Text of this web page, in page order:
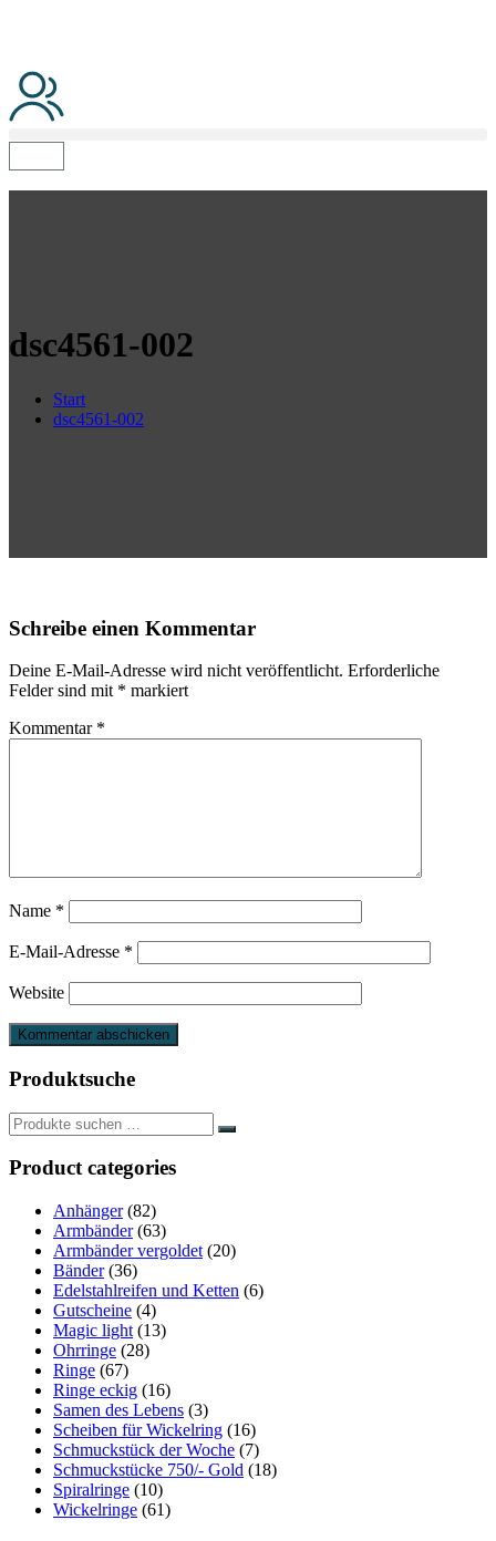
dsc4561-002
Start
dsc4561-002
Schreibe einen Kommentar
Deine E-Mail-Adresse wird nicht veröffentlicht. Erforderliche
Felder sind mit * markiert
Kommentar *
Name *
E-Mail-Adresse *
Website
Produktsuche
Product categories
Anhänger (82)
Armbänder (63)
Armbänder vergoldet (20)
Bänder (36)
Edelstahlreifen und Ketten (6)
Gutscheine (4)
Magic light (13)
Ohrringe (28)
Ringe (67)
Ringe eckig (16)
Samen des Lebens (3)
Scheiben für Wickelring (16)
Schmuckstück der Woche (7)
Schmuckstücke 750/- Gold (18)
Spiralringe (10)
Wickelringe (61)